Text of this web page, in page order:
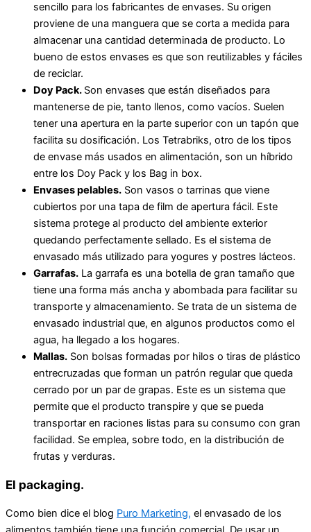
sencillo para los fabricantes de envases. Su origen
proviene de una manguera que se corta a medida para
almacenar una cantidad determinada de producto. Lo
bueno de estos envases es que son reutilizables y fáciles
de reciclar.
Doy Pack. Son envases que están diseñados para
mantenerse de pie, tanto llenos, como vacíos. Suelen
tener una apertura en la parte superior con un tapón que
facilita su dosificación. Los Tetrabriks, otro de los tipos
de envase más usados en alimentación, son un híbrido
entre los Doy Pack y los Bag in box.
Envases pelables. Son vasos o tarrinas que viene
cubiertos por una tapa de film de apertura fácil. Este
sistema protege al producto del ambiente exterior
quedando perfectamente sellado. Es el sistema de
envasado más utilizado para yogures y postres lácteos.
Garrafas. La garrafa es una botella de gran tamaño que
tiene una forma más ancha y abombada para facilitar su
transporte y almacenamiento. Se trata de un sistema de
envasado industrial que, en algunos productos como el
agua, ha llegado a los hogares.
Mallas. Son bolsas formadas por hilos o tiras de plástico
entrecruzadas que forman un patrón regular que queda
cerrado por un par de grapas. Este es un sistema que
permite que el producto transpire y que se pueda
transportar en raciones listas para su consumo con gran
facilidad. Se emplea, sobre todo, en la distribución de
frutas y verduras.
El packaging.
Como bien dice el blog Puro Marketing, el envasado de los